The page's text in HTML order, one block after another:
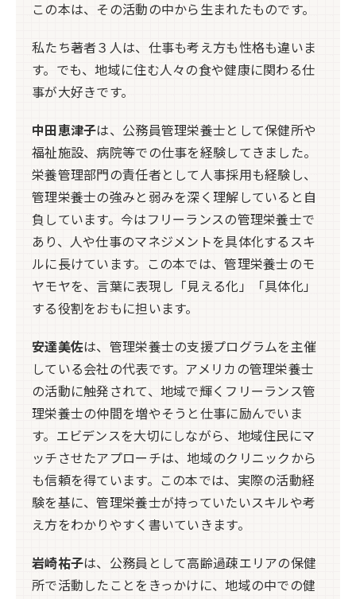
この本は、その活動の中から生まれたものです。
私たち著者３人は、仕事も考え方も性格も違いま
す。でも、地域に住む人々の食や健康に関わる仕
事が大好きです。
中田恵津子は、公務員管理栄養士として保健所や
福祉施設、病院等での仕事を経験してきました。
栄養管理部門の責任者として人事採用も経験し、
管理栄養士の強みと弱みを深く理解していると自
負しています。今はフリーランスの管理栄養士で
あり、人や仕事のマネジメントを具体化するスキ
ルに長けています。この本では、管理栄養士のモ
ヤモヤを、言葉に表現し「見える化」「具体化」
する役割をおもに担います。
安達美佐は、管理栄養士の支援プログラムを主催
している会社の代表です。アメリカの管理栄養士
の活動に触発されて、地域で輝くフリーランス管
理栄養士の仲間を増やそうと仕事に励んでいま
す。エビデンスを大切にしながら、地域住民にマ
ッチさせたアプローチは、地域のクリニックから
も信頼を得ています。この本では、実際の活動経
験を基に、管理栄養士が持っていたいスキルや考
え方をわかりやすく書いていきます。
岩崎祐子は、公務員として高齢過疎エリアの保健
所で活動したことをきっかけに、地域の中での健